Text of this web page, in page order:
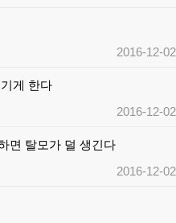
2016-12-02
게 한다
2016-12-02
면 탈모가 덜 생긴다
2016-12-02